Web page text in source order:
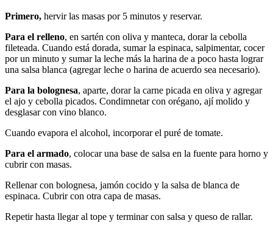
Primero, hervir las masas por 5 minutos y reservar.
Para el relleno, en sartén con oliva y manteca, dorar la cebolla
fileteada. Cuando está dorada, sumar la espinaca, salpimentar, cocer
por un minuto y sumar la leche más la harina de a poco hasta lograr
una salsa blanca (agregar leche o harina de acuerdo sea necesario).
Para la bolognesa, aparte, dorar la carne picada en oliva y agregar
el ajo y cebolla picados. Condimnetar con orégano, ají molido y
desglasar con vino blanco.
Cuando evapora el alcohol, incorporar el puré de tomate.
Para el armado, colocar una base de salsa en la fuente para horno y
cubrir con masas.
Rellenar con bolognesa, jamón cocido y la salsa de blanca de
espinaca. Cubrir con otra capa de masas.
Repetir hasta llegar al tope y terminar con salsa y queso de rallar.